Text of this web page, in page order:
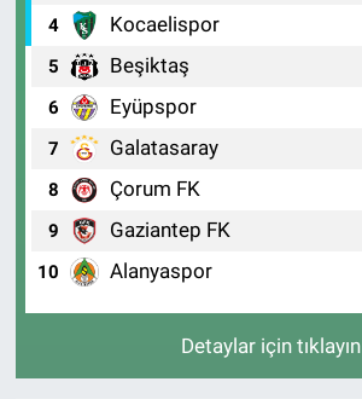
4 Kocaelispor
5 Beşiktaş
6 Eyüpspor
7 Galatasaray
8 Çorum FK
9 Gaziantep FK
10 Alanyaspor
Detaylar için tıklayın